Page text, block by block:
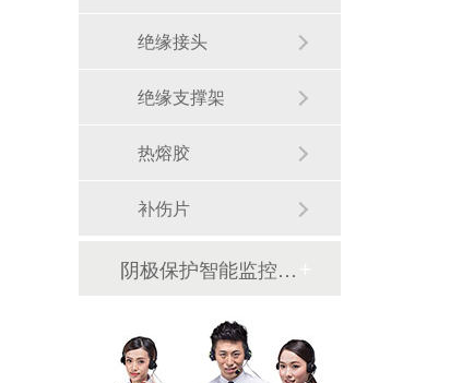
绝缘接头
绝缘支撑架
热熔胶
补伤片
阴极保护智能监控系统